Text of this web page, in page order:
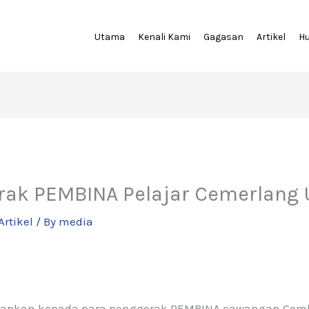
Utama Kenali Kami Gagasan Artikel
PEMBINA Pelajar Cemerlang
/ By media